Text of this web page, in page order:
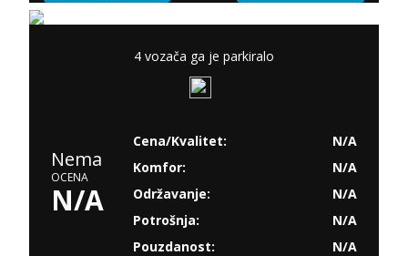
4 vozača ga je parkiralo
Nema
OCENA
N/A
Cena/Kvalitet:
N/A
Komfor:
N/A
Održavanje:
N/A
Potrošnja:
N/A
Pouzdanost:
N/A